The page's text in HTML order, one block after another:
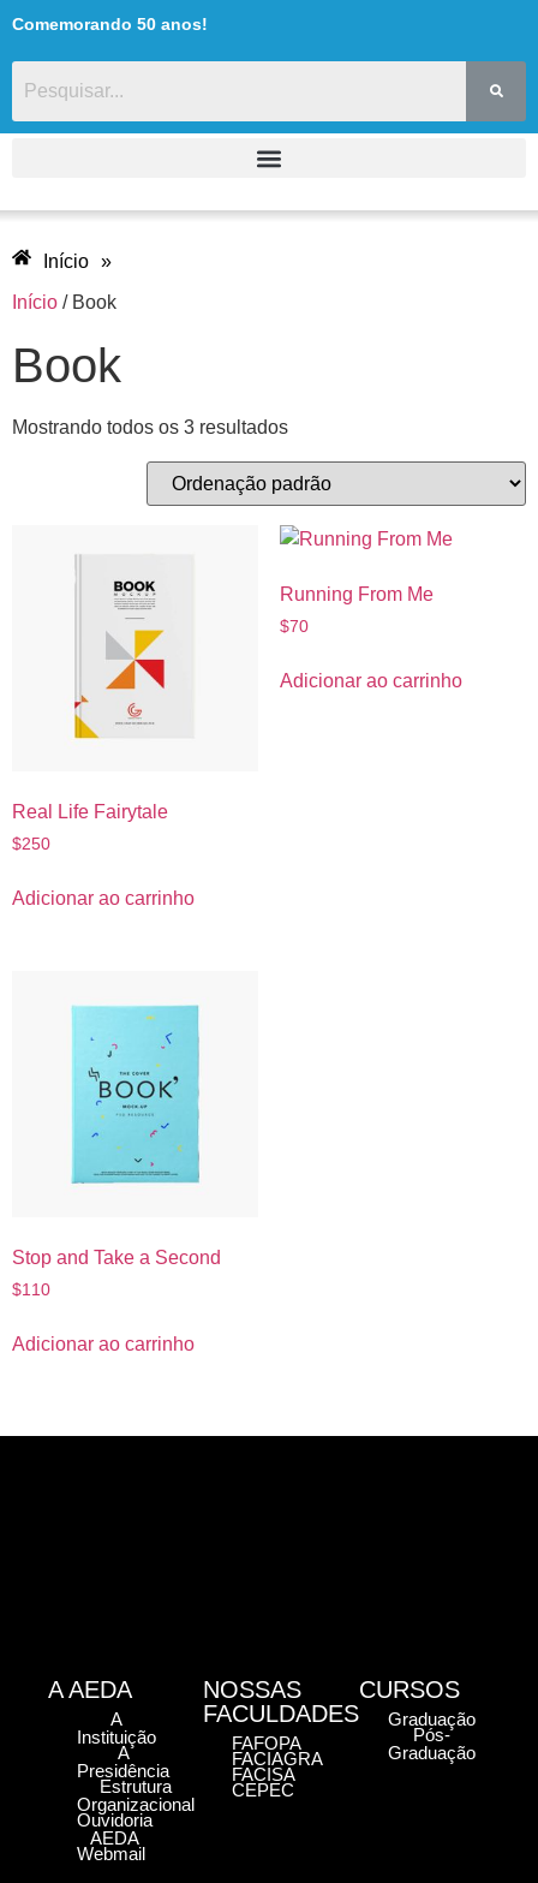
Comemorando 50 anos!
Início »
Início / Book
Book
Mostrando todos os 3 resultados
Real Life Fairytale
$250
Adicionar ao carrinho
Running From Me
$70
Adicionar ao carrinho
Stop and Take a Second
$110
Adicionar ao carrinho
A AEDA
A
Instituição
A
Presidência
Estrutura
Organizacional
Ouvidoria
AEDA
Webmail
NOSSAS
FACULDADES
FAFOPA
FACIAGRA
FACISA
CEPEC
CURSOS
Graduação
Pós-
Graduação